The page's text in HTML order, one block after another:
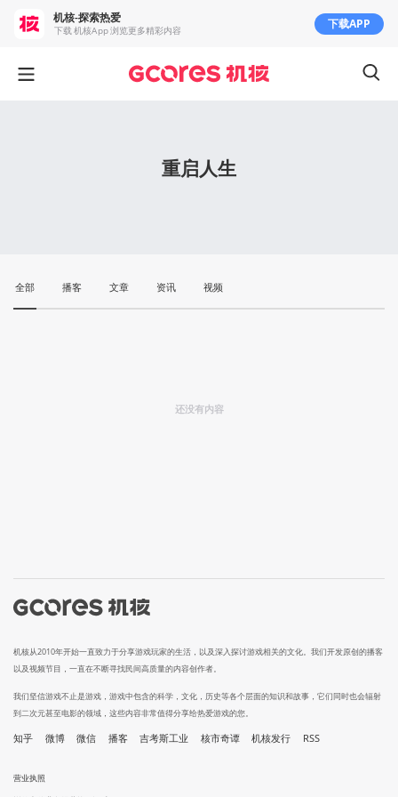
重启人生
全部 播客 文章 资讯 视频
还没有内容
机核从2010年开始一直致力于分享游戏玩家的生活，以及深入探讨游戏相关的文化。我们开发原创的播客
以及视频节目，一直在不断寻找民间高质量的内容创作者。
我们坚信游戏不止是游戏，游戏中包含的科学，文化，历史等各个层面的知识和故事，它们同时也会辐射
到二次元甚至电影的领域，这些内容非常值得分享给热爱游戏的您。
知乎 微博 微信 播客 吉考斯工业 核市奇谭 机核发行 RSS
营业执照
机核-探索热爱
下载 机核App 浏览更多精彩内容 下载APP